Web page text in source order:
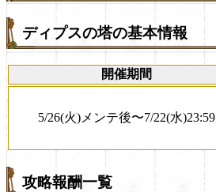
ディプスの塔の基本情報
開催期間
5/26(火)メンテ後〜7/22(水)23:59
攻略報酬一覧